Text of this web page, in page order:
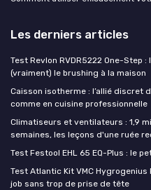
Les derniers articles
Test Revlon RVDR5222 One-Step
(vraiment) le brushing à la maison
Caisson isotherme : l’allié discret
comme en cuisine professionnelle
Climatiseurs et ventilateurs : 1,9
semaines, les leçons d'une ruée
Test Festool EHL 65 EQ-Plus : le
Test Atlantic Kit VMC Hygrogenius
job sans trop de prise de tête